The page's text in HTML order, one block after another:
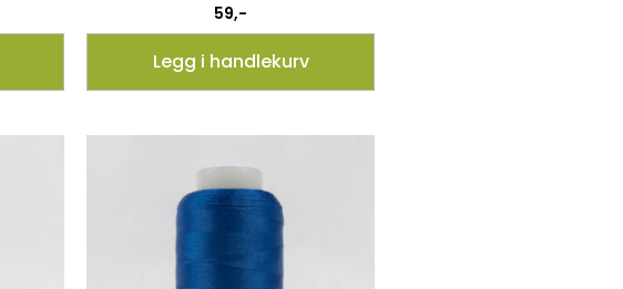
59,-
Legg i handlekurv